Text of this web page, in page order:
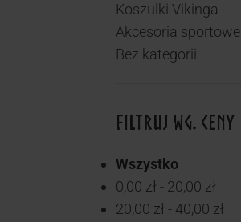
Koszulki Vikinga
Akcesoria sportowe
Bez kategorii
FILTRUJ WG. CENY
Wszystko
0,00 zł - 20,00 zł
20,00 zł - 40,00 zł